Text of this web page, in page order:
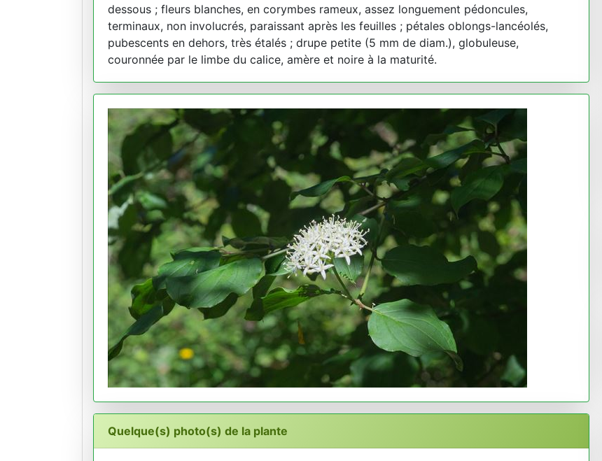
dessous ; fleurs blanches, en corymbes rameux, assez longuement pédoncules,
terminaux, non involucrés, paraissant après les feuilles ; pétales oblongs-lancéolés,
pubescents en dehors, très étalés ; drupe petite (5 mm de diam.), globuleuse,
couronnée par le limbe du calice, amère et noire à la maturité.
Quelque(s) photo(s) de la plante